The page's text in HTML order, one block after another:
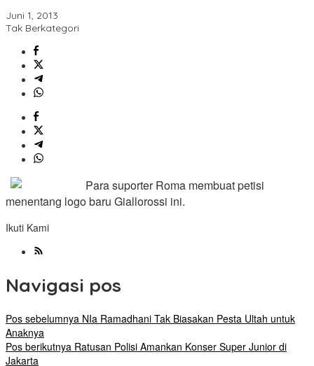
Juni 1, 2013
Tak Berkategori
Para suporter Roma membuat petisi
menentang logo baru Giallorossi ini.
Ikuti Kami
Navigasi pos
Pos sebelumnya NIa Ramadhani Tak Biasakan Pesta Ultah untuk
Anaknya
Pos berikutnya Ratusan Polisi Amankan Konser Super Junior di
Jakarta